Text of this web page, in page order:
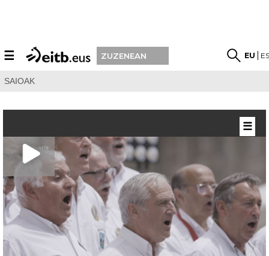
☰ ZUZENEAN EU
SAIOAK
☰